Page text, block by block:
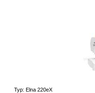
Typ: Elna 220eX